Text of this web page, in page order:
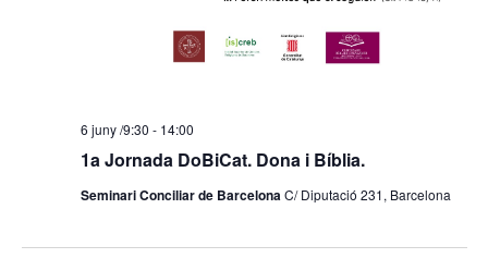
1a Jornada DoBiCat. Dona i Bíblia.
6 juny /9:30 - 14:00
Seminari Conciliar de BarcelonaC/ Diputació 231, Barcelona